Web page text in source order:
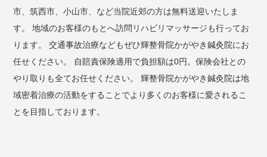
市、筑西市、小山市、など当院近郊の方は無料送迎いたしま
す。 地域のお客様のもとへ訪問リハビリマッサージも行ってお
ります。 交通事故治療などもぜひ輝整骨院かがやき鍼灸院にお
任せください。 自賠責保険適用で負担額は0円。保険会社との
やり取りも全てお任せください。 輝整骨院かがやき鍼灸院は地
域密着治療の活動をすることでより多くのお客様に愛されるこ
とを目指しております。